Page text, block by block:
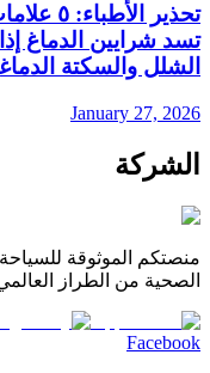
تحذير
تسد شرايين الدماغ
الشلل والسكتة
January 27, 2026
الشركة
منصتكم الموثوقة
الصحية من الطراز
Facebook